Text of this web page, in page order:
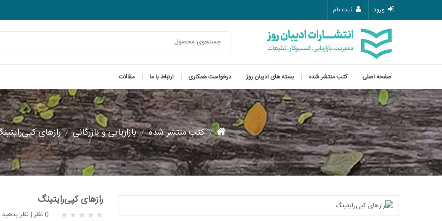
ورود ثبت نام
صفحه اصلی کتب منتشر شده بسته های ادیبان روز درخواست همکاری ارتباط با ما مقالات
کتب منتشر شده بازاریابی و بازرگانی رازهای
رازهای کپی‌رایتینگ
0 نظر |نظر بدهید